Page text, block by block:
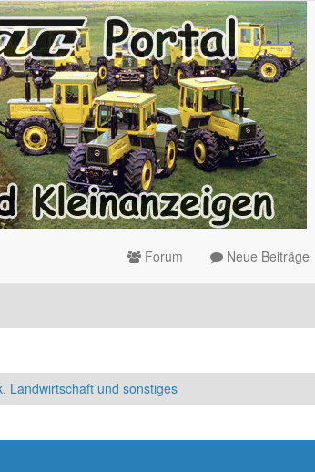
Forum Neue Beiträge
Landwirtschaft und sonstiges